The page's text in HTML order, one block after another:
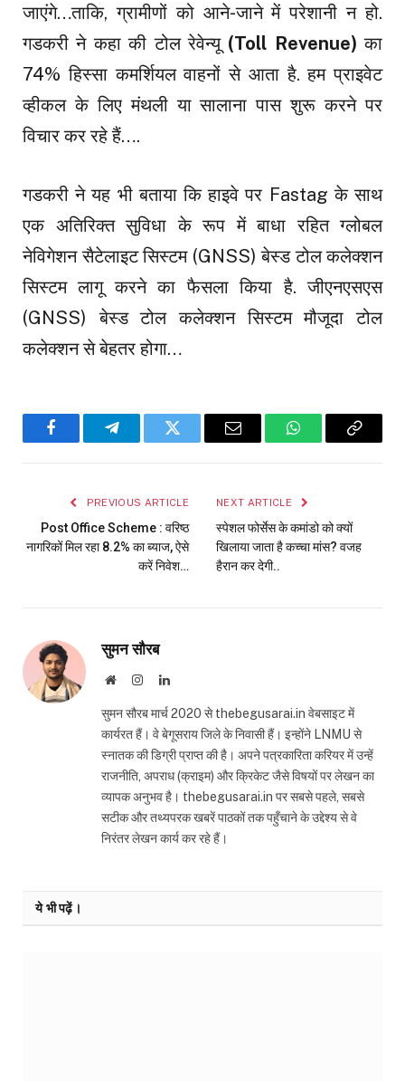
जाएंगे…ताकि, ग्रामीणों को आने-जाने में परेशानी न हो.
गडकरी ने कहा की टोल रेवेन्‍यू (Toll Revenue)का
74% हिस्सा कमर्श‍ियल वाहनों से आता है. हम प्राइवेट
व्‍हीकल के लिए मंथली या सालाना पास शुरू करने पर
विचार कर रहे हैं….
गडकरी ने यह भी बताया कि हाइवे पर Fastag के साथ
एक अतिरिक्त सुविधा के रूप में बाधा रहित ग्‍लोबल
नेविगेशन सैटेलाइट सिस्टम (GNSS) बेस्‍ड टोल कलेक्‍शन
स‍िस्‍टम लागू करने का फैसला किया है. जीएनएसएस
(GNSS) बेस्‍ड टोल कलेक्‍शन स‍िस्‍टम मौजूदा टोल
कलेक्‍शन से बेहतर होगा…
FacebookTelegramTwitter Email WhatsAppCopy
PREVIOUS ARTICLE
Post Office Scheme : वरिष्ठ
नागरिकों मिल रहा 8.2% का ब्याज, ऐसे
करें निवेश…
NEXT ARTICLE
स्पेशल फोर्सेस के कमांडो को क्यों
खिलाया जाता है कच्चा मांस? वजह
हैरान कर देगी..
सुमन सौरब
WebsiteInstagramLinkedIn
सुमन सौरब मार्च 2020 से thebegusarai.in वेबसाइट में
कार्यरत हैं। वे बेगूसराय जिले के निवासी हैं। इन्होंने LNMU से
स्नातक की डिग्री प्राप्त की है। अपने पत्रकारिता करियर में उन्हें
राजनीति, अपराध (क्राइम) और क्रिकेट जैसे विषयों पर लेखन का
व्यापक अनुभव है। thebegusarai.in पर सबसे पहले, सबसे
सटीक और तथ्यपरक खबरें पाठकों तक पहुँचाने के उद्देश्य से वे
निरंतर लेखन कार्य कर रहे हैं।
ये भी पढ़ें।